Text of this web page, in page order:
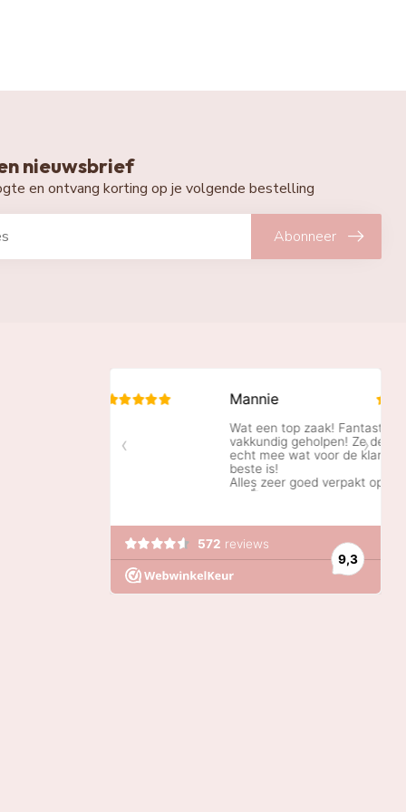
nieuwsbrief
en ontvang korting op je volgende bestelling
Abonneer